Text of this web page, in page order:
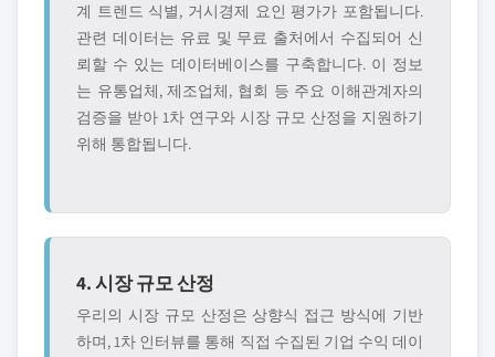
계 트렌드 식별, 거시경제 요인 평가가 포함됩니다.
관련 데이터는 유료 및 무료 출처에서 수집되어 신
뢰할 수 있는 데이터베이스를 구축합니다. 이 정보
는 유통업체, 제조업체, 협회 등 주요 이해관계자의
검증을 받아 1차 연구와 시장 규모 산정을 지원하기
위해 통합됩니다.
4. 시장 규모 산정
우리의 시장 규모 산정은 상향식 접근 방식에 기반
하며, 1차 인터뷰를 통해 직접 수집된 기업 수익 데이